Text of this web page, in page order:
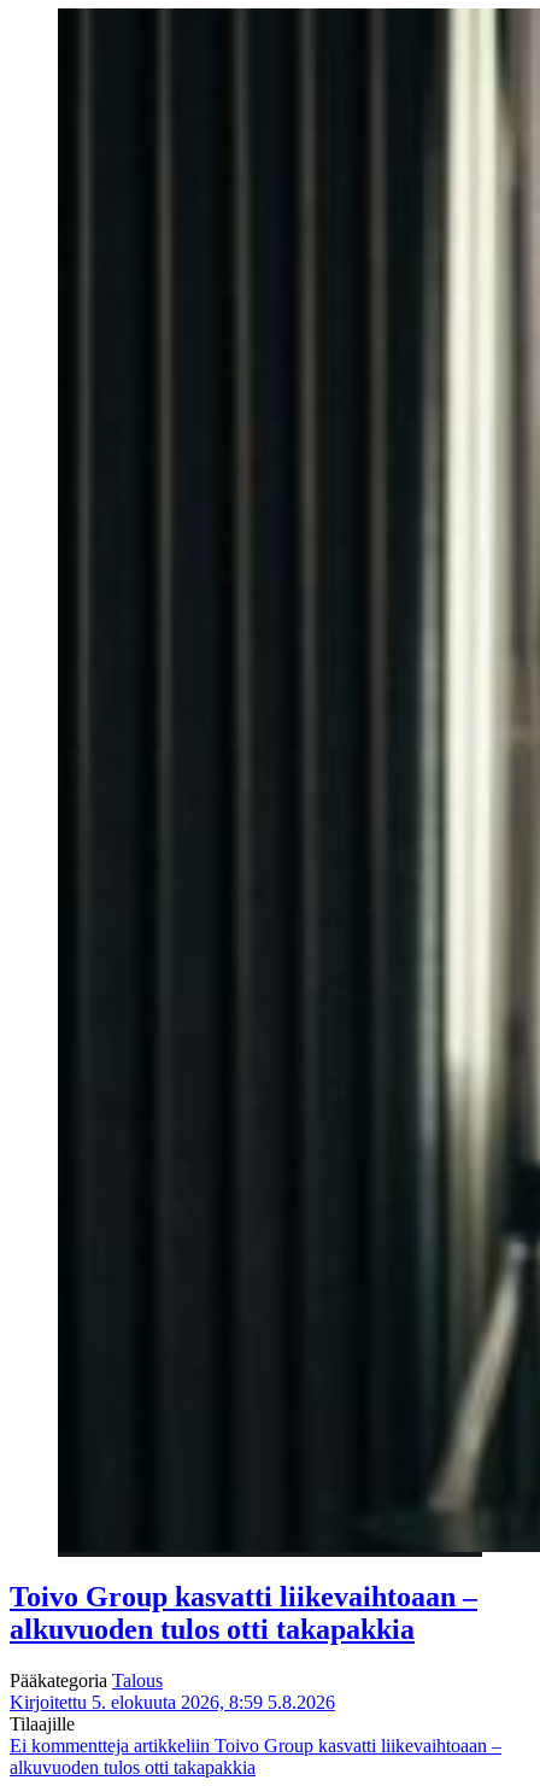
Toivo Group kasvatti liikevaihtoaan –
alkuvuoden tulos otti takapakkia
Pääkategoria Talous
Kirjoitettu 5. elokuuta 2026, 8:59 5.8.2026
Tilaajille
Ei kommentteja artikkeliin Toivo Group kasvatti liikevaihtoaan –
alkuvuoden tulos otti takapakkia